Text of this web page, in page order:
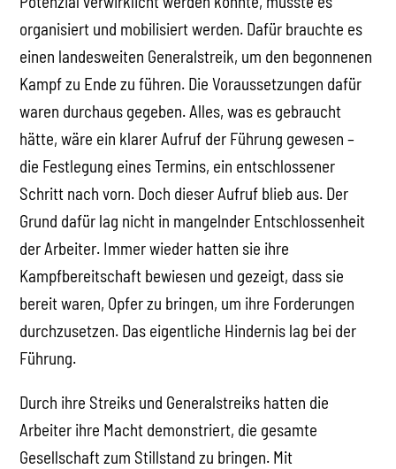
organisiert und mobilisiert werden. Dafür brauchte es
einen landesweiten Generalstreik, um den begonnenen
Kampf zu Ende zu führen. Die Voraussetzungen dafür
waren durchaus gegeben. Alles, was es gebraucht
hätte, wäre ein klarer Aufruf der Führung gewesen –
die Festlegung eines Termins, ein entschlossener
Schritt nach vorn. Doch dieser Aufruf blieb aus. Der
Grund dafür lag nicht in mangelnder Entschlossenheit
der Arbeiter. Immer wieder hatten sie ihre
Kampfbereitschaft bewiesen und gezeigt, dass sie
bereit waren, Opfer zu bringen, um ihre Forderungen
durchzusetzen. Das eigentliche Hindernis lag bei der
Führung.
Durch ihre Streiks und Generalstreiks hatten die
Arbeiter ihre Macht demonstriert, die gesamte
Gesellschaft zum Stillstand zu bringen. Mit